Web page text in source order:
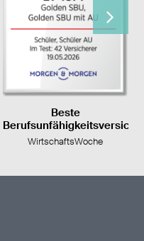
Beste
WirtschaftsWoche